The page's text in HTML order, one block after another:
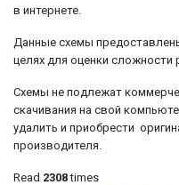
в интернете.
Данные схемы
целях для оценки сложности
Схемы не подлежат
скачивания на свой
удалить и приобрести
производителя.
Read 2308times